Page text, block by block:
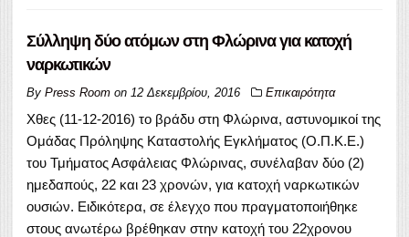
Σύλληψη δύο ατόμων στη Φλώρινα για κατοχή
ναρκωτικών
By Press Room on 12 Δεκεμβρίου, 2016 Επικαιρότητα
Χθες (11-12-2016) το βράδυ στη Φλώρινα, αστυνομικοί της
Ομάδας Πρόληψης Καταστολής Εγκλήματος (Ο.Π.Κ.Ε.)
του Τμήματος Ασφάλειας Φλώρινας, συνέλαβαν δύο (2)
ημεδαπούς, 22 και 23 χρονών, για κατοχή ναρκωτικών
ουσιών. Ειδικότερα, σε έλεγχο που πραγματοποιήθηκε
στους ανωτέρω βρέθηκαν στην κατοχή του 22χρονου